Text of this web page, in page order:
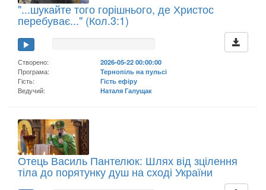
"...шукайте того горішнього, де Христос
перебуває..." (Кол.3:1)
Створено:
2026-05-22 00:00:00
Програма:
Тернопіль на пульсі
Гість:
Гість ефіру
Ведучий:
Наталя Галущак
Отець Василь Пантелюк: Шлях від зцілення
тіла до порятунку душ на сході України